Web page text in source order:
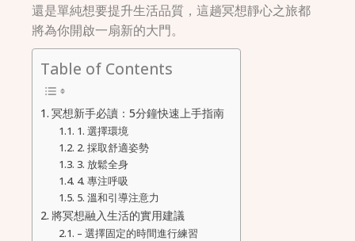
還是單純想要提升生活品質，這趟冥想靜心之旅都
將為你開啟一扇新的大門。
Table of Contents
冥想新手必讀：5分鐘快速上手指南
1. 選擇環境
2. 採取舒適姿勢
3. 放鬆全身
4. 專注呼吸
5. 溫和引導注意力
將冥想融入生活的實用建議
– 選擇固定的時間進行練習